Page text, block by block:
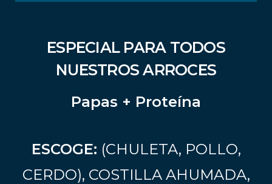
ESPECIAL PARA TODOS
NUESTROS ARROCES
Papas + Proteína
ESCOGE: (CHULETA, POLLO,
CERDO), COSTILLA AHUMADA,